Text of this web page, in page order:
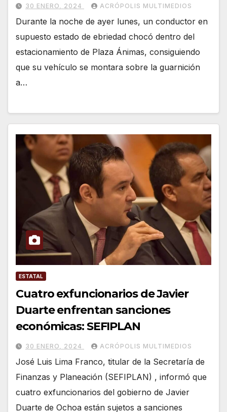
30 ENERO, 2024 ACRÓPOLIS MULTIMEDIOS
Durante la noche de ayer lunes, un conductor en
supuesto estado de ebriedad chocó dentro del
estacionamiento de Plaza Ánimas, consiguiendo
que su vehículo se montara sobre la guarnición
a…
ESTATAL
Cuatro exfuncionarios de Javier
Duarte enfrentan sanciones
económicas: SEFIPLAN
30 ENERO, 2024 ACRÓPOLIS MULTIMEDIOS
José Luis Lima Franco, titular de la Secretaría de
Finanzas y Planeación (SEFIPLAN) , informó que
cuatro exfuncionarios del gobierno de Javier
Duarte de Ochoa están sujetos a sanciones